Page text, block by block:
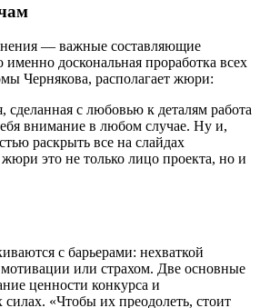
— важные составляющие
доскональная проработка всех
Чернякова, располагает жюри:
сделанная с любовью к деталям работа
внимание в любом случае. Ну и,
раскрыть все на слайдах
это не только лицо проекта, но и
с барьерами: нехваткой
или страхом. Две основные
ценности конкурса и
силах. «Чтобы их преодолеть, стоит